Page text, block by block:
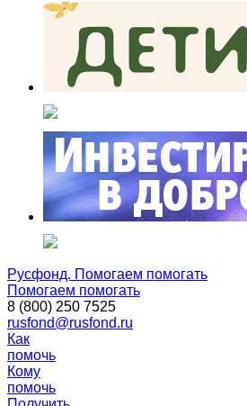
Русфонд. Помогаем помогать
Помогаем помогать
8 (800) 250 7525
rusfond@rusfond.ru
Как
помочь
Кому
помочь